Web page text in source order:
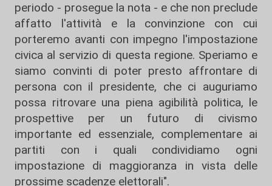
periodo - prosegue la nota - e che non preclude
affatto l'attività e la convinzione con cui
porteremo avanti con impegno l'impostazione
civica al servizio di questa regione. Speriamo e
siamo convinti di poter presto affrontare di
persona con il presidente, che ci auguriamo
possa ritrovare una piena agibilità politica, le
prospettive per un futuro di civismo
importante ed essenziale, complementare ai
partiti con i quali condividiamo ogni
impostazione di maggioranza in vista delle
prossime scadenze elettorali".